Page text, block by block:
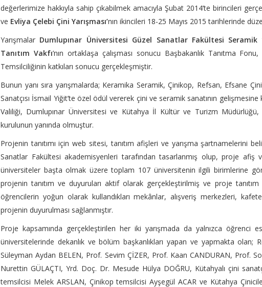
değerlerimize hakkıyla sahip çıkabilmek amacıyla Şubat 2014’te birincileri
ve Evliya Çelebi Çini Yarışması’nın ikincileri 18-25 Mayıs 2015 tarihlerinde
Yarışmalar Dumlupınar Üniversitesi Güzel Sanatlar Fakültesi
Tanıtım Vakfı’nın ortaklaşa çalışması sonucu Başbakanlık Tanıtma
Temsilciliğinin katkıları sonucu gerçekleşmiştir.
Bunun yanı sıra yarışmalarda; Keramika Seramik, Çinikop, Refsan, Efsane
Sanatçısı İsmail Yiğit’te özel ödül vererek çini ve seramik sanatının
Valiliği, Dumlupınar Üniversitesi ve Kütahya İl Kültür ve Turizm
kurulunun yanında olmuştur.
Projenin tanıtımı için web sitesi, tanıtım afişleri ve yarışma şartnamelerini
Sanatlar Fakültesi akademisyenleri tarafından tasarlanmış olup, proje
üniversiteler başta olmak üzere toplam 107 üniversitenin ilgili birimlerine
projenin tanıtım ve duyuruları aktif olarak gerçekleştirilmiş ve proje
öğrencilerin yoğun olarak kullandıkları mekânlar, alışveriş merkezleri,
projenin duyurulması sağlanmıştır.
Proje kapsamında gerçekleştirilen her iki yarışmada da yalnızca öğrenci
üniversitelerinde dekanlık ve bölüm başkanlıkları yapan ve yapmakta olan;
Süleyman Aydan BELEN, Prof. Sevim ÇİZER, Prof. Kaan CANDURAN, Prof.
Nurettin GÜLAÇTI, Yrd. Doç. Dr. Mesude Hülya DOĞRU, Kütahyalı çini
temsilcisi Melek ARSLAN, Çinikop temsilcisi Ayşegül ACAR ve Kütahya